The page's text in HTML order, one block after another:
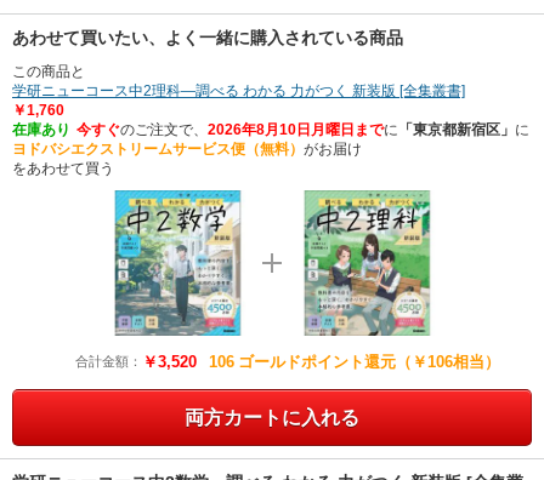
あわせて買いたい、よく一緒に購入されている商品
この商品と
学研ニューコース中2理科―調べる わかる 力がつく 新装版 [全集叢書]
￥1,760
在庫あり 今すぐのご注文で、 2026年8月10日月曜日までに 「東京都新宿区」 に
ヨドバシエクストリームサービス便（無料） がお届け
をあわせて買う
合計金額： ￥3,520 106 ゴールドポイント還元（￥106相当）
両方カートに入れる